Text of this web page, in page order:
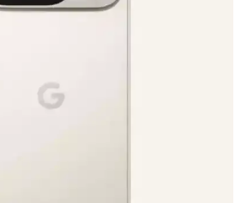
özellikleriyle kullanıcıların beklentilerini karşılar.
rehberi.
önemli farkları ortaya koyuyor.